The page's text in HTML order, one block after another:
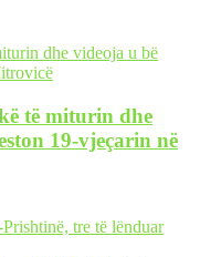
të miturin dhe
19-vjeçarin në